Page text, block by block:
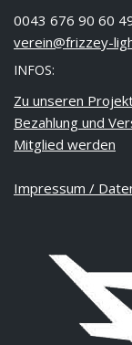
0043 676 90 60
verein@frizzey-
INFOS:
Zu unseren
Bezahlung und
Mitglied werden
Impressum /